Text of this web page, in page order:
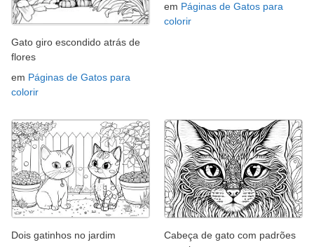
Gato giro escondido atrás de
flores
em Páginas de Gatos para
colorir
em Páginas de Gatos para
colorir
Dois gatinhos no jardim
Cabeça de gato com padrões